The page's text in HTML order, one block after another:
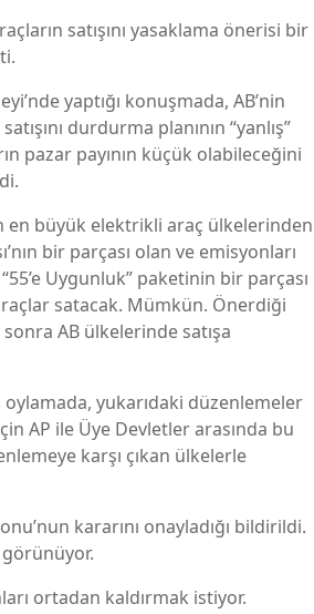
satışını yasaklama önerisi bir
yaptığı konuşmada, AB’nin
durdurma planının “yanlış”
pazar payının küçük olabileceğini
en büyük elektrikli araç ülkelerinden
bir parçası olan ve emisyonları
Uygunluk” paketinin bir parçası
satacak. Mümkün. Önerdiği
AB ülkelerinde satışa
yukarıdaki düzenlemeler
AP ile Üye Devletler arasında bu
karşı çıkan ülkelerle
kararını onayladığı bildirildi.
ortadan kaldırmak istiyor.